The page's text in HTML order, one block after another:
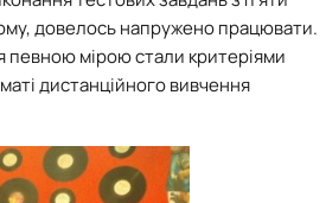
довелось напружено працювати.
певною мірою стали критеріями
дистанційного вивчення